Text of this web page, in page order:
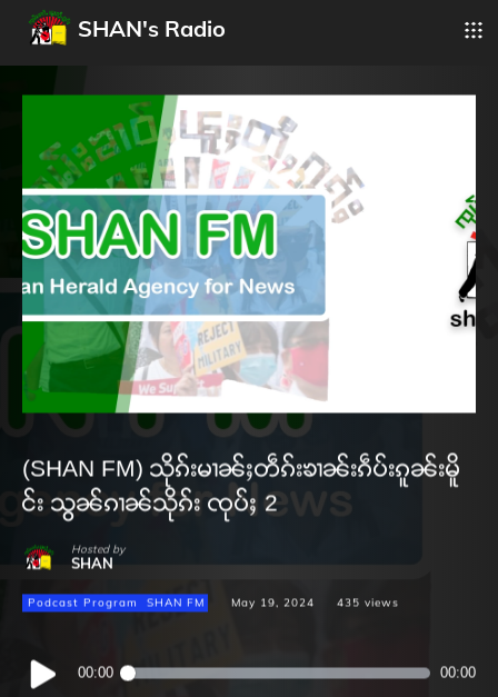
SHAN's Radio
(SHAN FM) သိုၵ်းမၢၼ်ႈတဵၵ်းၶၢၼ်းၵဵပ်းၵူၼ်းမိူ
င်း သွၼ်ၵၢၼ်သိုၵ်း ၸုပ်ႈ 2
Hosted by
SHAN
Podcast Program SHAN FM May 19, 2024 435 views
Audio
Player
00:00 00:00